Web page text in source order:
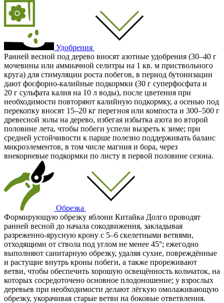
Удобрения
Ранней весной под дерево вносят азотные удобрения (30–40 г
мочевины или аммиачной селитры на 1 кв. м приствольного
круга) для стимуляции роста побегов, в период бутонизации
дают фосфорно‑калийные подкормки (30 г суперфосфата и
20 г сульфата калия на 10 л воды), после цветения при
необходимости повторяют калийную подкормку, а осенью под
перекопку вносят 15–20 кг перегноя или компоста и 300–500 г
древесной золы на дерево, избегая избытка азота во второй
половине лета, чтобы побеги успели вызреть к зиме; при
средней устойчивости к парше полезно поддерживать баланс
микроэлементов, в том числе магния и бора, через
внекорневые подкормки по листу в первой половине сезона.
Обрезка
Формирующую обрезку яблони Китайка Долго проводят
ранней весной до начала сокодвижения, закладывая
разреженно‑ярусную крону с 5–6 скелетными ветвями,
отходящими от ствола под углом не менее 45°; ежегодно
выполняют санитарную обрезку, удаляя сухие, повреждённые
и растущие внутрь кроны побеги, а также прореживают
ветви, чтобы обеспечить хорошую освещённость кольчаток, на
которых сосредоточено основное плодоношение; у взрослых
деревьев при необходимости делают лёгкую омолаживающую
обрезку, укорачивая старые ветви на боковые ответвления.